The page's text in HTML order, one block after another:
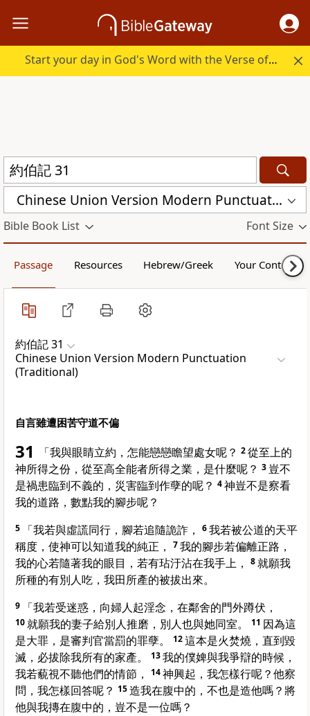
Start your day in God's Word with the Verse of the Day.
Chinese Union Version Modern Punctuation (Traditional) (CUVMPT)
Bible Book List Font Size
Passage Resources Hebrew/Greek Your Content
約伯記 31
Chinese Union Version Modern Punctuation
(Traditional)
自言雖遭困苦守道不偏
31 「我與眼睛立約，怎能戀戀瞻望處女呢？ 2從至上的
神所得之份，從至高全能者所得之業，是什麼呢？ 3 豈不
是禍患臨到不義的，災害臨到作孽的呢？ 4神豈不是察看
我的道路，數點我的腳步呢？
5 「我若與虛謊同行，腳若追隨詭詐， 6我若被公道的天平
稱度，使神可以知道我的純正，
7我的腳步若偏離正路，
我的心若隨著我的眼目，若有玷汙沾在我手上，
8就願我
所種的有別人吃，我田所產的被拔出來。
9 「我若受迷惑，向婦人起淫念，在鄰舍的門外蹲伏，
10就願我的妻子給別人推磨，別人也與她同室。 11 因為這
是大罪，是審判官當罰的罪孽。
12這本是火焚燒，直到毀
滅，必拔除我所有的家產。
13我的僕婢與我爭辯的時候，
我若藐視不聽他們的情節，
14神興起，我怎樣行呢？他察
問，我怎樣回答呢？ 15造我在腹中的，不也是造他嗎？將
他與我摶在腹中的，豈不是一位嗎？